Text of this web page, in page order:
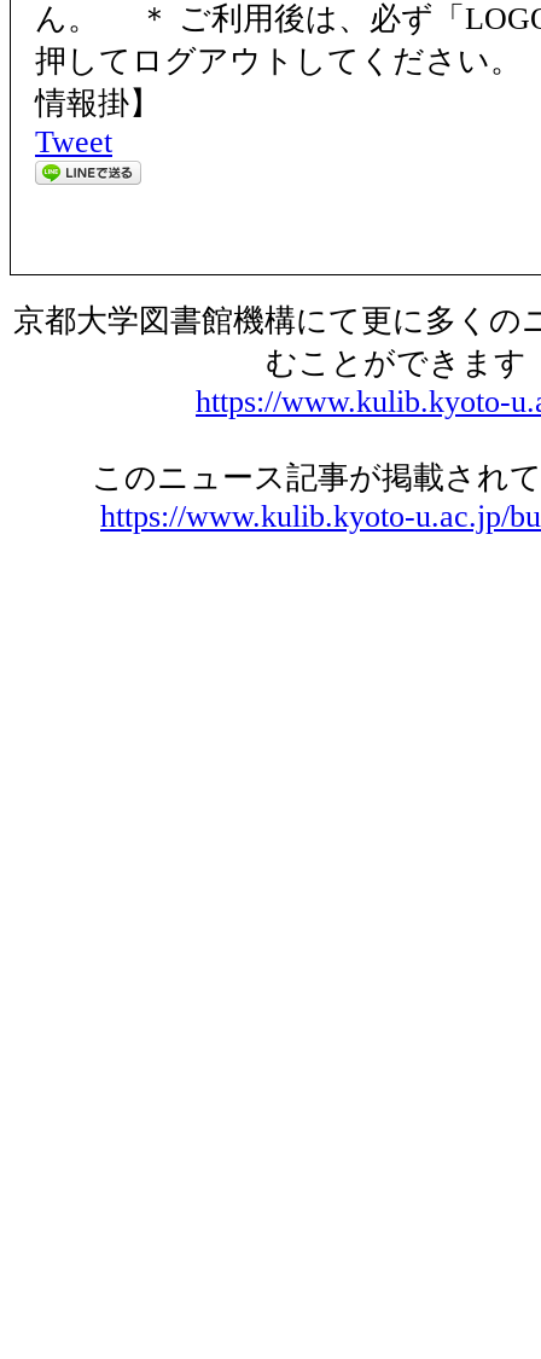
ん。 ＊ ご利用後は、必ず「
押してログアウトしてください。
情報掛】
Tweet
京都大学図書館機構にて更に多くの
むことができます
https://www.kulib.kyoto-
このニュース記事が掲載され
https://www.kulib.kyoto-u.ac.jp/